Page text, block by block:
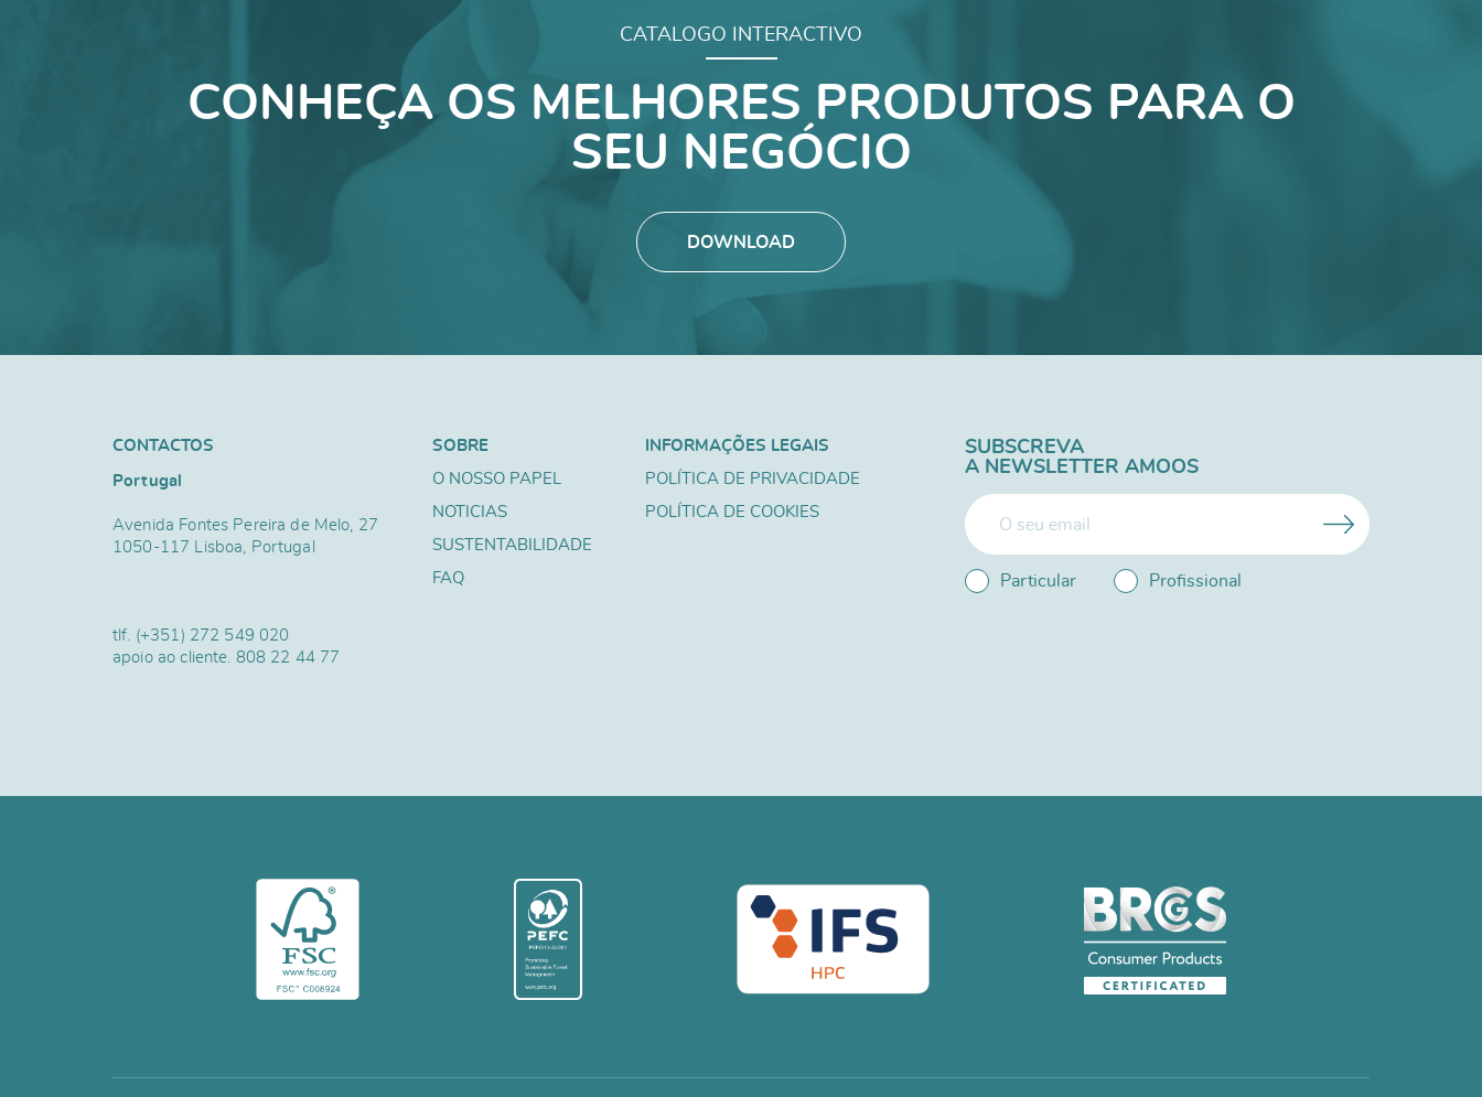
CATALOGO INTERACTIVO
CONHEÇA OS MELHORES PRODUTOS PARA O
SEU NEGÓCIO
DOWNLOAD
CONTACTOS
Portugal
Avenida Fontes Pereira de Melo, 27
1050-117 Lisboa, Portugal
tlf. (+351) 272 549 020
apoio ao cliente. 808 22 44 77
SOBRE
O NOSSO PAPEL
NOTICIAS
SUSTENTABILIDADE
FAQ
INFORMAÇÕES LEGAIS
POLÍTICA DE PRIVACIDADE
POLÍTICA DE COOKIES
SUBSCREVA
A NEWSLETTER AMOOS
Particular Profissional